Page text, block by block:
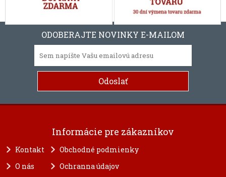
ODOBERAJTE NOVINKY E-MAILOM
Informácie pre zákazníkov
Kontakt
O nás
Obchodné podmienky
Ochranna údajov